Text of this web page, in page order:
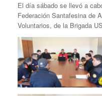
El día sábado se llevó a
Federación Santafesina de
Voluntarios, de la Brigada